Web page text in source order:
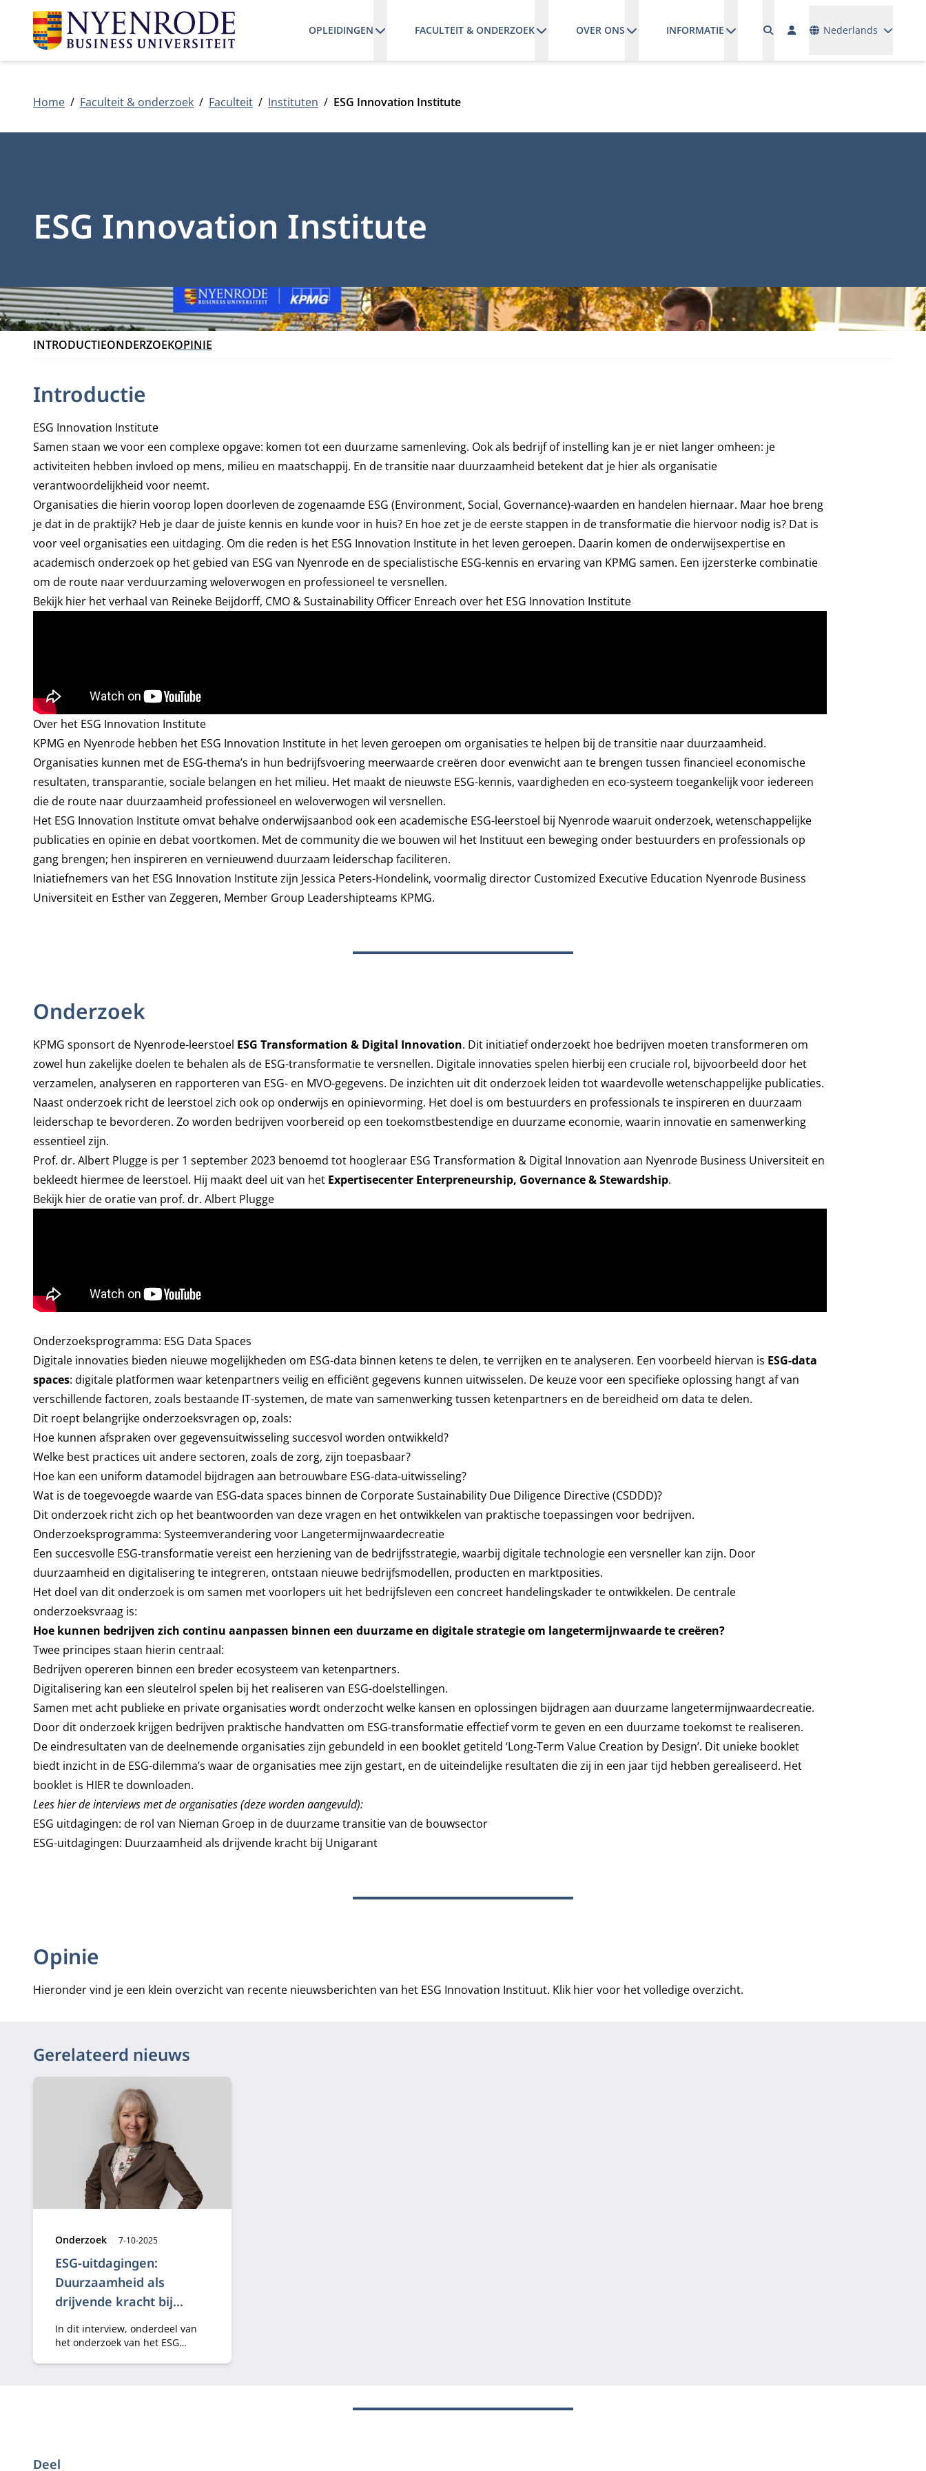
OPLEIDINGEN FACULTEIT & ONDERZOEK OVER ONS INFORMATIE Nederlands
Home Faculteit & onderzoek Faculteit Instituten ESG Innovation Institute
ESG Innovation Institute
INTRODUCTIEONDERZOEKOPINIE
Introductie
ESG Innovation Institute
Samen staan we voor een complexe opgave: komen tot een duurzame samenleving. Ook als bedrijf of instelling kan je er niet langer omheen: je
activiteiten hebben invloed op mens, milieu en maatschappij. En de transitie naar duurzaamheid betekent dat je hier als organisatie
verantwoordelijkheid voor neemt.
Organisaties die hierin voorop lopen doorleven de zogenaamde ESG (Environment, Social, Governance)-waarden en handelen hiernaar. Maar hoe breng
je dat in de praktijk? Heb je daar de juiste kennis en kunde voor in huis? En hoe zet je de eerste stappen in de transformatie die hiervoor nodig is? Dat is
voor veel organisaties een uitdaging. Om die reden is het ESG Innovation Institute in het leven geroepen. Daarin komen de onderwijsexpertise en
academisch onderzoek op het gebied van ESG van Nyenrode en de specialistische ESG-kennis en ervaring van KPMG samen. Een ijzersterke combinatie
om de route naar verduurzaming weloverwogen en professioneel te versnellen.
Bekijk hier het verhaal van Reineke Beijdorff, CMO & Sustainability Officer Enreach over het ESG Innovation Institute
Over het ESG Innovation Institute
KPMG en Nyenrode hebben het ESG Innovation Institute in het leven geroepen om organisaties te helpen bij de transitie naar duurzaamheid.
Organisaties kunnen met de ESG-thema’s in hun bedrijfsvoering meerwaarde creëren door evenwicht aan te brengen tussen financieel economische
resultaten, transparantie, sociale belangen en het milieu. Het maakt de nieuwste ESG-kennis, vaardigheden en eco-systeem toegankelijk voor iedereen
die de route naar duurzaamheid professioneel en weloverwogen wil versnellen.
Het ESG Innovation Institute omvat behalve onderwijsaanbod ook een academische ESG-leerstoel bij Nyenrode waaruit onderzoek, wetenschappelijke
publicaties en opinie en debat voortkomen. Met de community die we bouwen wil het Instituut een beweging onder bestuurders en professionals op
gang brengen; hen inspireren en vernieuwend duurzaam leiderschap faciliteren.
Iniatiefnemers van het ESG Innovation Institute zijn Jessica Peters-Hondelink, voormalig director Customized Executive Education Nyenrode Business
Universiteit en Esther van Zeggeren, Member Group Leadershipteams KPMG.
Onderzoek
KPMG sponsort de Nyenrode-leerstoel ESG Transformation & Digital Innovation. Dit initiatief onderzoekt hoe bedrijven moeten transformeren om
zowel hun zakelijke doelen te behalen als de ESG-transformatie te versnellen. Digitale innovaties spelen hierbij een cruciale rol, bijvoorbeeld door het
verzamelen, analyseren en rapporteren van ESG- en MVO-gegevens. De inzichten uit dit onderzoek leiden tot waardevolle wetenschappelijke publicaties.
Naast onderzoek richt de leerstoel zich ook op onderwijs en opinievorming. Het doel is om bestuurders en professionals te inspireren en duurzaam
leiderschap te bevorderen. Zo worden bedrijven voorbereid op een toekomstbestendige en duurzame economie, waarin innovatie en samenwerking
essentieel zijn.
Prof. dr. Albert Pluggeis per 1 september 2023 benoemd tot hoogleraar ESG Transformation & Digital Innovation aan Nyenrode Business Universiteit en
bekleedt hiermee de leerstoel. Hij maakt deel uit van het Expertisecenter Enterpreneurship, Governance & Stewardship.
Bekijk hier de oratie van prof. dr. Albert Plugge
Onderzoeksprogramma: ESG Data Spaces
Digitale innovaties bieden nieuwe mogelijkheden om ESG-data binnen ketens te delen, te verrijken en te analyseren. Een voorbeeld hiervan is ESG-data
spaces: digitale platformen waar ketenpartners veilig en efficiënt gegevens kunnen uitwisselen. De keuze voor een specifieke oplossing hangt af van
verschillende factoren, zoals bestaande IT-systemen, de mate van samenwerking tussen ketenpartners en de bereidheid om data te delen.
Dit roept belangrijke onderzoeksvragen op, zoals:
Hoe kunnen afspraken over gegevensuitwisseling succesvol worden ontwikkeld?
Welke best practices uit andere sectoren, zoals de zorg, zijn toepasbaar?
Hoe kan een uniform datamodel bijdragen aan betrouwbare ESG-data-uitwisseling?
Wat is de toegevoegde waarde van ESG-data spaces binnen de Corporate Sustainability Due Diligence Directive (CSDDD)?
Dit onderzoek richt zich op het beantwoorden van deze vragen en het ontwikkelen van praktische toepassingen voor bedrijven.
Onderzoeksprogramma: Systeemverandering voor Langetermijnwaardecreatie
Een succesvolle ESG-transformatie vereist een herziening van de bedrijfsstrategie, waarbij digitale technologie een versneller kan zijn. Door
duurzaamheid en digitalisering te integreren, ontstaan nieuwe bedrijfsmodellen, producten en marktposities.
Het doel van dit onderzoek is om samen met voorlopers uit het bedrijfsleven een concreet handelingskader te ontwikkelen. De centrale
onderzoeksvraag is:
Hoe kunnen bedrijven zich continu aanpassen binnen een duurzame en digitale strategie om langetermijnwaarde te creëren?
Twee principes staan hierin centraal:
Bedrijven opereren binnen een breder ecosysteem van ketenpartners.
Digitalisering kan een sleutelrol spelen bij het realiseren van ESG-doelstellingen.
Samen met acht publieke en private organisaties wordt onderzocht welke kansen en oplossingen bijdragen aan duurzame langetermijnwaardecreatie.
Door dit onderzoek krijgen bedrijven praktische handvatten om ESG-transformatie effectief vorm te geven en een duurzame toekomst te realiseren.
De eindresultaten van de deelnemende organisaties zijn gebundeld in een booklet getiteld ‘Long-Term Value Creation by Design’. Dit unieke booklet
biedt inzicht in de ESG-dilemma’s waar de organisaties mee zijn gestart, en de uiteindelijke resultaten die zij in een jaar tijd hebben gerealiseerd. Het
booklet is HIERte downloaden.
Lees hier de interviews met de organisaties (deze worden aangevuld):
ESG uitdagingen: de rol van Nieman Groep in de duurzame transitie van de bouwsector
ESG-uitdagingen: Duurzaamheid als drijvende kracht bij Unigarant
Opinie
Hieronder vind je een klein overzicht van recente nieuwsberichten van het ESG Innovation Instituut. Klik hier voor het volledige overzicht.
Gerelateerd nieuws
ESG-uitdagingen:
Duurzaamheid als
drijvende kracht bij
Unigarant
Type:
Onderzoek Publicatiedatum:
7-10-2025
In dit interview, onderdeel van
het onderzoek van het ESG
Deel